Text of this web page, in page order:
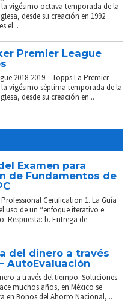
la vigésimo octava temporada de la
desde su creación en 1992.
el...
Premier League
2018-2019 – Topps La Premier
la vigésimo séptima temporada de la
desde su creación en...
Examen para
de Fundamentos de
Certification 1. La Guía
uso de un “enfoque iterativo e
Respuesta: b. Entrega de
del dinero a través
AutoEvaluación
a través del tiempo. Soluciones
muchos años, en México se
en Bonos del Ahorro Nacional,...